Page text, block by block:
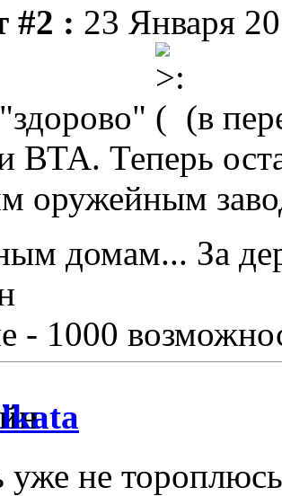
#2 : 23 Января
(в
ВТА. Теперь
оружейным
домам... За
- 1000
не